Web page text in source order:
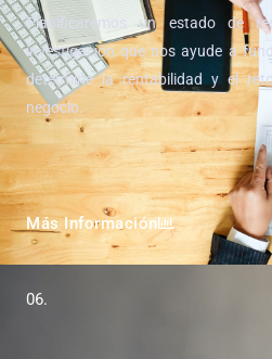
Planificaremos un estado de
investigación que nos ayude a
determine la rentabilidad y el
negocio.
Más Información
06.